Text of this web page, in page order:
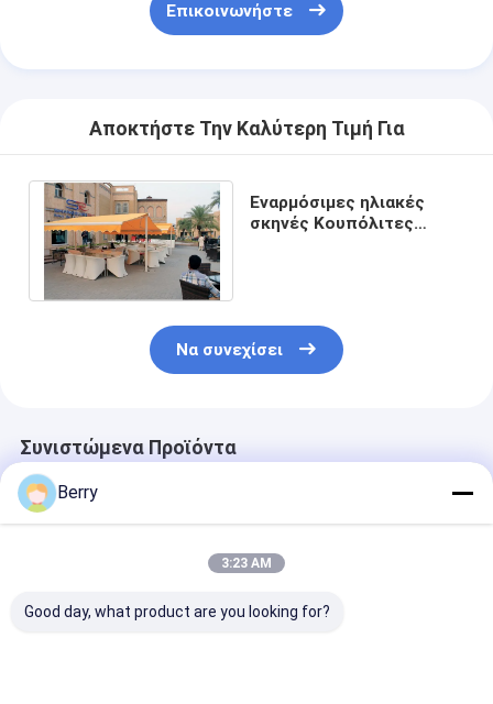
Επικοινωνήστε
Αποκτήστε Την Καλύτερη Τιμή Για
Εναρμόσιμες ηλιακές
σκηνές Κουπόλιτες
Να συνεχίσει
Συνιστώμενα Προϊόντα
Berry
3:23 AM
Good day, what product are you looking for?